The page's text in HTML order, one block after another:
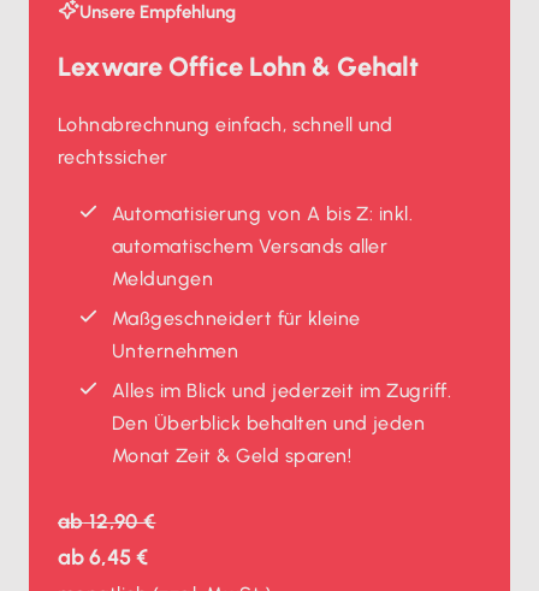
Unsere Empfehlung
Lexware Office Lohn & Gehalt
Lohnabrechnung einfach, schnell und
rechtssicher
Automatisierung von A bis Z: inkl.
automatischem Versands aller
Meldungen
Maßgeschneidert für kleine
Unternehmen
Alles im Blick und jederzeit im Zugriff.
Den Überblick behalten und jeden
Monat Zeit & Geld sparen!
ab12,90 €
ab6,45 €